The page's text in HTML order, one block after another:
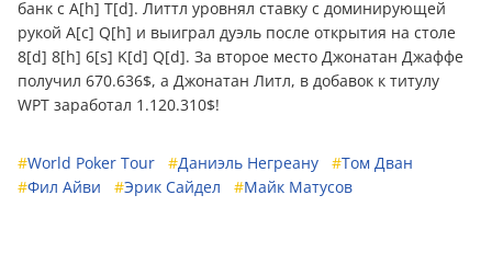
банк с А[h] T[d]. Литтл уровнял ставку с доминирующей
рукой A[c] Q[h] и выиграл дуэль после открытия на столе
8[d] 8[h] 6[s] K[d] Q[d]. За второе место Джонатан Джаффе
получил 670.636$, а Джонатан Литл, в добавок к титулу
WPT заработал 1.120.310$!
#World Poker Tour #Даниэль Негреану #Том Дван
#Фил Айви #Эрик Сайдел #Майк Матусов